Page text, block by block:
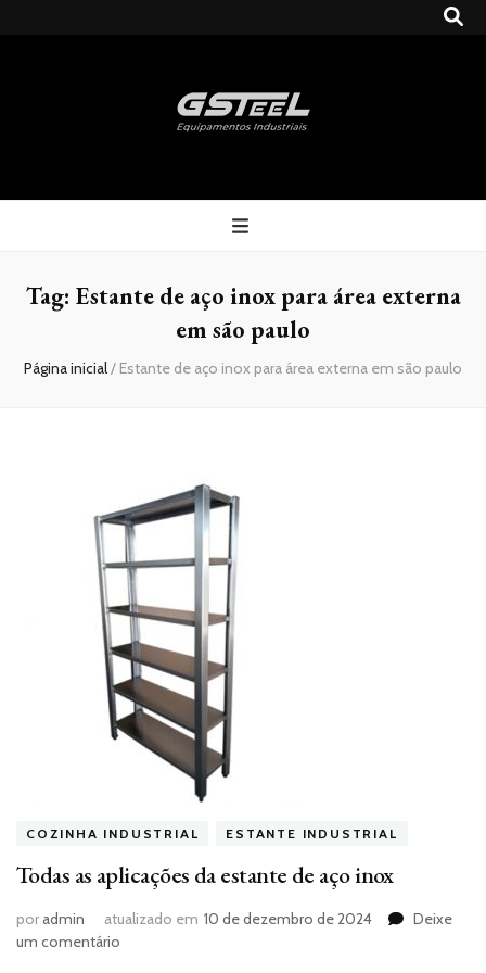
Gsteel
Tag: Estante de aço inox para área externa
em são paulo
Página inicial/ Estante de aço inox para área externa em são paulo
COZINHA INDUSTRIAL ESTANTE INDUSTRIAL
Todas as aplicações da estante de aço inox
poradmin atualizado em 10 de dezembro de 2024
Deixe
um comentário